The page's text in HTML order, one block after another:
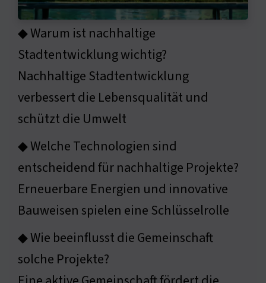
◆ Warum ist nachhaltige
Stadtentwicklung wichtig?
Nachhaltige Stadtentwicklung
verbessert die Lebensqualität und
schützt die Umwelt
◆ Welche Technologien sind
entscheidend für nachhaltige Projekte?
Erneuerbare Energien und innovative
Bauweisen spielen eine Schlüsselrolle
◆ Wie beeinflusst die Gemeinschaft
solche Projekte?